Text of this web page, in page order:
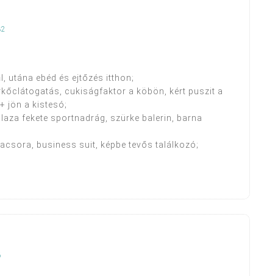
utána ebéd és ejtőzés itthon;
cukiságfaktor a köbön, kért puszit a
jön a kistesó;
fekete sportnadrág, szürke balerin, barna
business suit, képbe tevős találkozó;